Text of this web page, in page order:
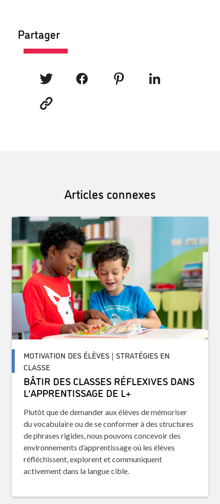
Partager
Articles connexes
MOTIVATION DES ÉLÈVES | STRATÉGIES EN
CLASSE
BÂTIR DES CLASSES RÉFLEXIVES DANS
L’APPRENTISSAGE DE L+
Plutôt que de demander aux élèves de mémoriser
du vocabulaire ou de se conformer à des structures
de phrases rigides, nous pouvons concevoir des
environnements d’apprentissage où les élèves
réfléchissent, explorent et communiquent
activement dans la langue cible.